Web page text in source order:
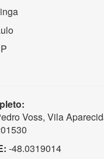
Voss, Vila
-48.0319014